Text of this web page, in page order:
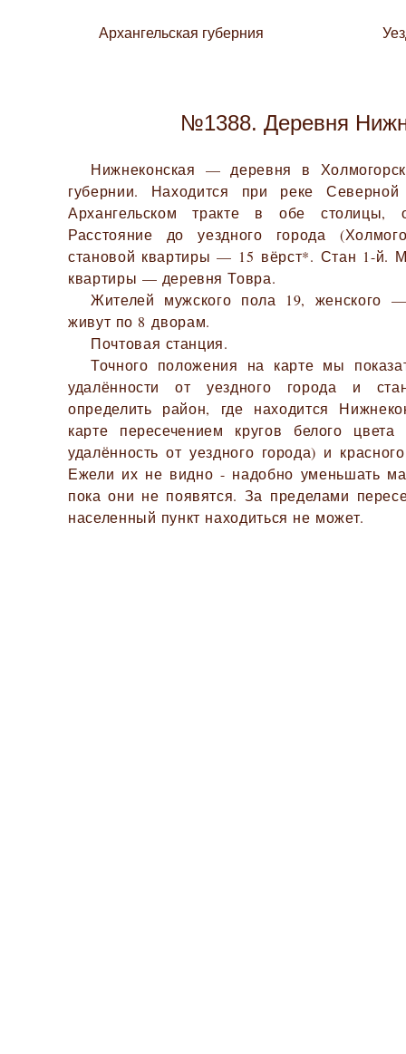
Архангельская губерния
№1388. Деревня
Нижнеконская — деревня в
губернии. Находится при реке
Архангельском тракте в обе столицы,
Расстояние до уездного города
становой квартиры — 15 вёрст*. Стан 1-й.
квартиры — деревня Товра.
Жителей мужского пола 19, женского
живут по 8 дворам.
Почтовая станция.
Точного положения на карте мы
удалённости от уездного города и
определить район, где находится
карте пересечением кругов белого
удалённость от уездного города) и
Ежели их не видно - надобно уменьшать
пока они не появятся. За пределами
населенный пункт находиться не может.